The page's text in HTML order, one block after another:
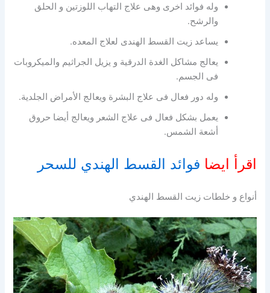
وله فوائد اخرى وهى علاج التهاب اللوزتين و الحلق
والرشح.
يساعد زيت القسط الهندى لعلاج المعده.
يعالج مشاكل الغدة الدرقية و يزيل الجراثيم والميكروبات
فى الجسم.
وله دور فعال فى علاج البشرة ويعالج الأمراض الجلدية.
يعمل بشكل فعال فى علاج الشعر ويعالج أيضا حروق
أشعة الشمس.
اقرأ ايضا فوائد القسط الهندي للسحر
أنواع و خلطات زيت القسط الهندي